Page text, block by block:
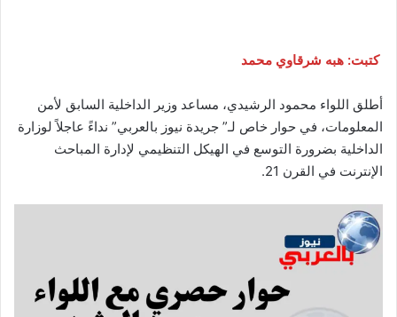
كتبت: هبه شرقاوي محمد
أطلق اللواء محمود الرشيدي، مساعد وزير الداخلية السابق لأمن
المعلومات، في حوار خاص لـ” جريدة نيوز بالعربي” نداءً عاجلاً لوزارة
الداخلية بضرورة التوسع في الهيكل التنظيمي لإدارة المباحث
الإنترنت في القرن 21.